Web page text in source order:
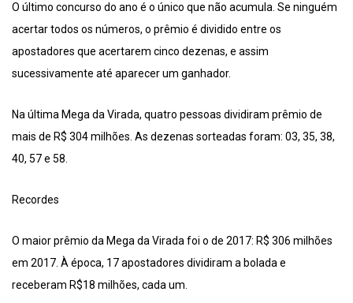
O último concurso do ano é o único que não acumula. Se ninguém
acertar todos os números, o prêmio é dividido entre os
apostadores que acertarem cinco dezenas, e assim
sucessivamente até aparecer um ganhador.
Na última Mega da Virada, quatro pessoas dividiram prêmio de
mais de R$ 304 milhões. As dezenas sorteadas foram: 03, 35, 38,
40, 57 e 58.
Recordes
O maior prêmio da Mega da Virada foi o de 2017: R$ 306 milhões
em 2017. À época, 17 apostadores dividiram a bolada e
receberam R$18 milhões, cada um.